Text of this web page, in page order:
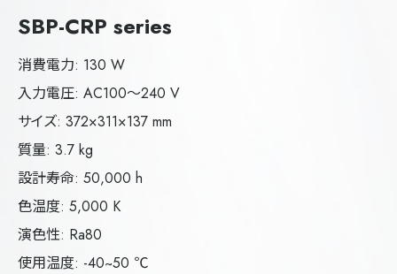
SBP-CRP series
消費電力: 130 W
入力電圧: AC100～240 V
サイズ: 372×311×137 mm
質量: 3.7 kg
設計寿命: 50,000 h
色温度: 5,000 K
演色性: Ra80
使用温度: -40~50 ℃